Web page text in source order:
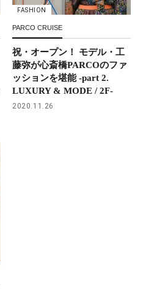
FASHION
PARCO CRUISE
祝・オープン！ モデル・工
藤弥が心斎橋PARCOのファ
ッションを堪能 -part 2.
LUXURY & MODE / 2F-
2020.11.26